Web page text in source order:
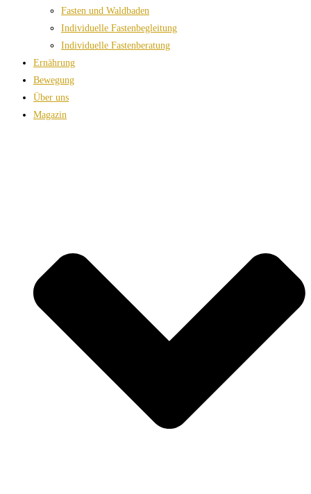
Fasten und Waldbaden
Individuelle Fastenbegleitung
Individuelle Fastenberatung
Ernährung
Bewegung
Über uns
Magazin